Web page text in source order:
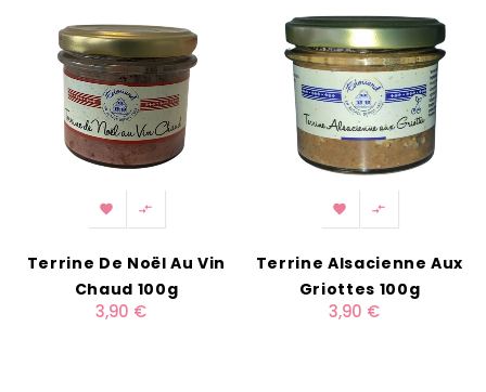
 
Terrine De Noël Au Vin
Chaud 100g
3,90 €
 
Terrine Alsacienne Aux
Griottes 100g
3,90 €